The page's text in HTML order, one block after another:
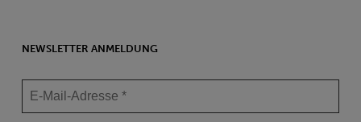
NEWSLETTER ANMELDUNG